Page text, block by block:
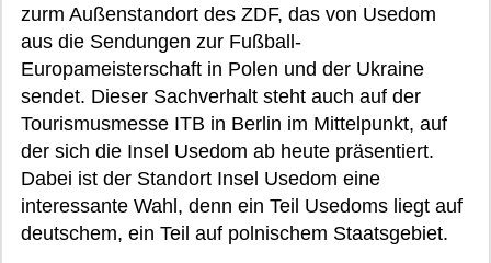
zurm Außenstandort des ZDF, das von Usedom
aus die Sendungen zur Fußball-
Europameisterschaft in Polen und der Ukraine
sendet. Dieser Sachverhalt steht auch auf der
Tourismusmesse ITB in Berlin im Mittelpunkt, auf
der sich die Insel Usedom ab heute präsentiert.
Dabei ist der Standort Insel Usedom eine
interessante Wahl, denn ein Teil Usedoms liegt auf
deutschem, ein Teil auf polnischem Staatsgebiet.